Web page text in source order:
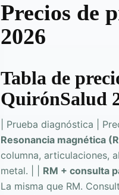
Precios de
2026
Tabla de
QuirónSalud
| Prueba diagnóstica |
Resonancia magnética
columna, articulaciones,
metal. | | RM + consulta
La misma que RM.